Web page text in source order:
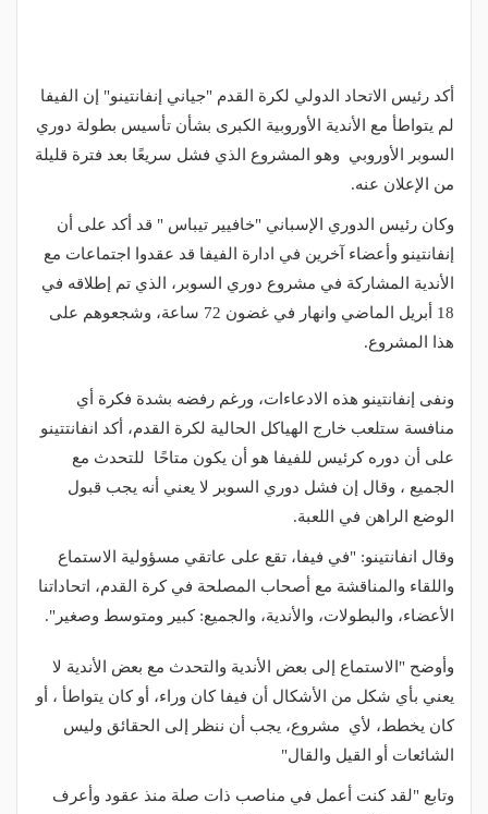
أكد رئيس الاتحاد الدولي لكرة القدم "جياني إنفانتينو" إن الفيفا
لم يتواطأ مع الأندية الأوروبية الكبرى بشأن تأسيس بطولة دوري
السوبر الأوروبي وهو المشروع الذي فشل سريعًا بعد فترة قليلة
من الإعلان عنه.
وكان رئيس الدوري الإسباني "خافيير تيباس " قد أكد على أن
إنفانتينو وأعضاء آخرين في ادارة الفيفا قد عقدوا اجتماعات مع
الأندية المشاركة في مشروع دوري السوبر، الذي تم إطلاقه في
18 أبريل الماضي وانهار في غضون 72 ساعة، وشجعوهم على
هذا المشروع.
ونفى إنفانتينو هذه الادعاءات، ورغم رفضه بشدة فكرة أي
منافسة ستلعب خارج الهياكل الحالية لكرة القدم، أكد انفانتتينو
على أن دوره كرئيس للفيفا هو أن يكون متاحًا للتحدث مع
الجميع ، وقال إن فشل دوري السوبر لا يعني أنه يجب قبول
الوضع الراهن في اللعبة.
وقال انفانتينو: "في فيفا، تقع على عاتقي مسؤولية الاستماع
واللقاء والمناقشة مع أصحاب المصلحة في كرة القدم، اتحاداتنا
الأعضاء، والبطولات، والأندية، والجميع: كبير ومتوسط ​​وصغير".
وأوضح "الاستماع إلى بعض الأندية والتحدث مع بعض الأندية لا
يعني بأي شكل من الأشكال أن فيفا كان وراء، أو كان يتواطأ ، أو
كان يخطط، لأي مشروع، يجب أن ننظر إلى الحقائق وليس
الشائعات أو القيل والقال"
وتابع "لقد كنت أعمل في مناصب ذات صلة منذ عقود وأعرف